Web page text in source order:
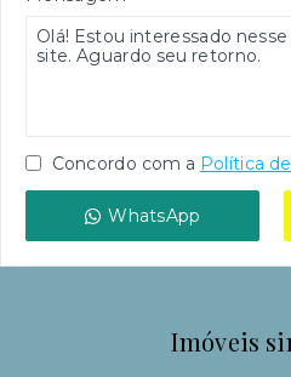
Concordo com a Política
WhatsApp
Imóveis